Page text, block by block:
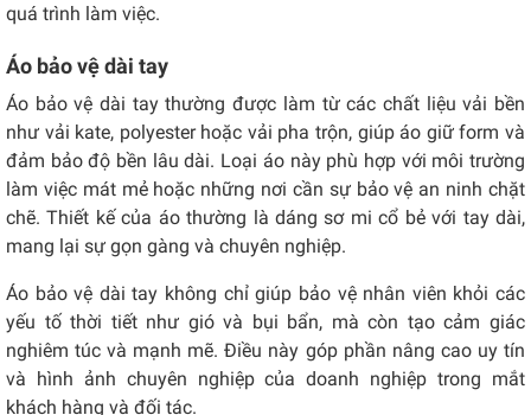
quá trình làm việc.
Áo bảo vệ dài tay
Áo bảo vệ dài tay thường được làm từ các chất liệu vải bền
như vải kate, polyester hoặc vải pha trộn, giúp áo giữ form và
đảm bảo độ bền lâu dài. Loại áo này phù hợp với môi trường
làm việc mát mẻ hoặc những nơi cần sự bảo vệ an ninh chặt
chẽ. Thiết kế của áo thường là dáng sơ mi cổ bẻ với tay dài,
mang lại sự gọn gàng và chuyên nghiệp.
Áo bảo vệ dài tay không chỉ giúp bảo vệ nhân viên khỏi các
yếu tố thời tiết như gió và bụi bẩn, mà còn tạo cảm giác
nghiêm túc và mạnh mẽ. Điều này góp phần nâng cao uy tín
và hình ảnh chuyên nghiệp của doanh nghiệp trong mắt
khách hàng và đối tác.